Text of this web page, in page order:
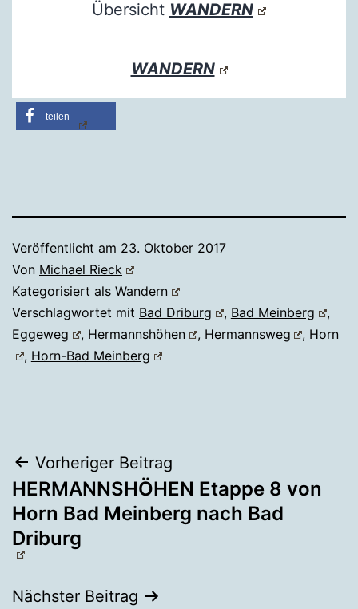
Übersicht WANDERN
WANDERN
teilen
Veröffentlicht am 23. Oktober 2017
Von Michael Rieck
Kategorisiert als Wandern
Verschlagwortet mit Bad Driburg , Bad Meinberg
,
Eggeweg
, Hermannshöhen , Hermannsweg , Horn
, Horn-Bad Meinberg
Beitragsnavigation
Vorheriger Beitrag
HERMANNSHÖHEN Etappe 8 von
Horn Bad Meinberg nach Bad
Driburg
Nächster Beitrag